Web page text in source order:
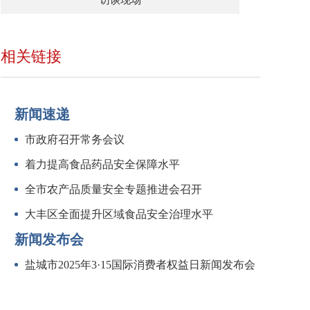
相关链接
新闻速递
市政府召开常务会议
着力提高食品药品安全保障水平
全市农产品质量安全专题推进会召开
大丰区全面提升区域食品安全治理水平
新闻发布会
盐城市2025年3·15国际消费者权益日新闻发布会